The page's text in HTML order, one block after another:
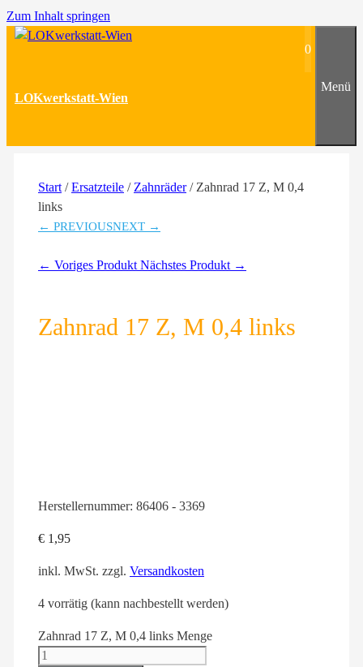
Zum Inhalt springen
LOKwerkstatt-Wien
0
Menü
Start /Ersatzteile / Zahnräder/ Zahnrad 17 Z, M 0,4
links
← PREVIOUSNEXT →
← Voriges Produkt Nächstes Produkt →
Zahnrad 17 Z, M 0,4 links
Herstellernummer: 86406 - 3369
€ 1,95
inkl. MwSt. zzgl. Versandkosten
4 vorrätig (kann nachbestellt werden)
Zahnrad 17 Z, M 0,4 links Menge